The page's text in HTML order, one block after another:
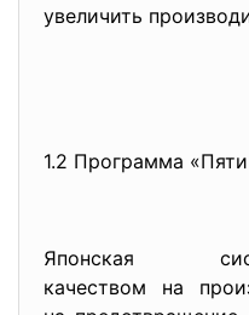
увеличить
1.2 Программа
Японская
качеством на